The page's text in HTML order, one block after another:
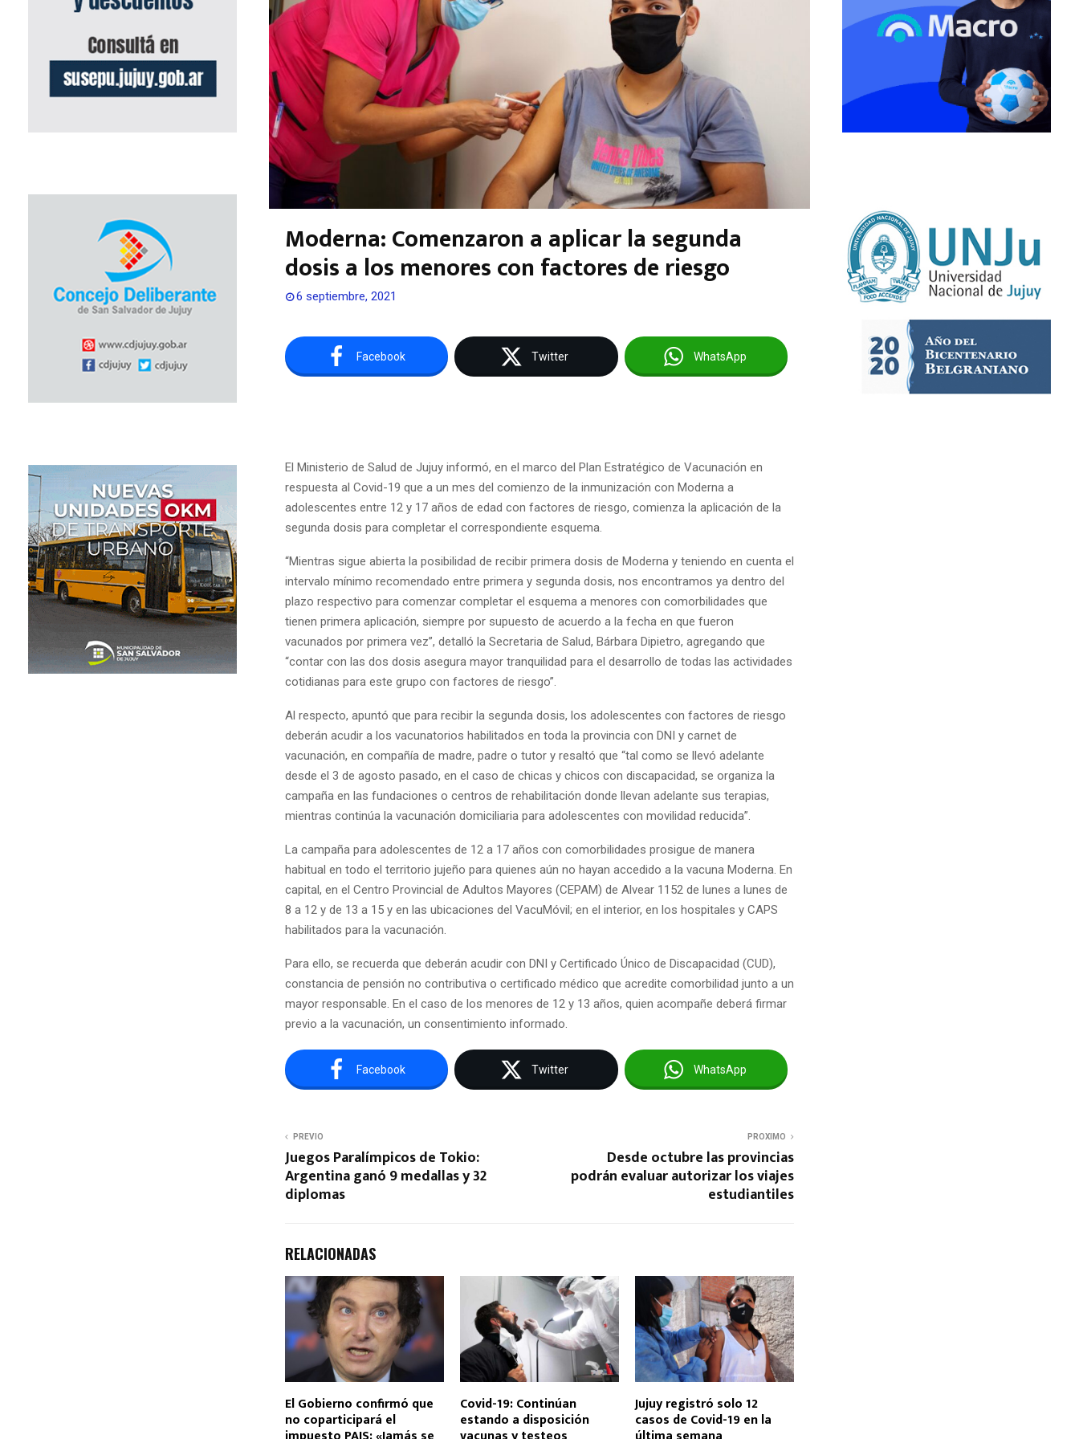
Moderna: Comenzaron a aplicar la segunda
dosis a los menores con factores de riesgo
6 septiembre, 2021
Facebook Twitter WhatsApp
El Ministerio de Salud de Jujuy informó, en el marco del Plan Estratégico de Vacunación en
respuesta al Covid-19 que a un mes del comienzo de la inmunización con Moderna a
adolescentes entre 12 y 17 años de edad con factores de riesgo, comienza la aplicación de la
segunda dosis para completar el correspondiente esquema.
“Mientras sigue abierta la posibilidad de recibir primera dosis de Moderna y teniendo en cuenta el
intervalo mínimo recomendado entre primera y segunda dosis, nos encontramos ya dentro del
plazo respectivo para comenzar completar el esquema a menores con comorbilidades que
tienen primera aplicación, siempre por supuesto de acuerdo a la fecha en que fueron
vacunados por primera vez”, detalló la Secretaria de Salud, Bárbara Dipietro, agregando que
“contar con las dos dosis asegura mayor tranquilidad para el desarrollo de todas las actividades
cotidianas para este grupo con factores de riesgo”.
Al respecto, apuntó que para recibir la segunda dosis, los adolescentes con factores de riesgo
deberán acudir a los vacunatorios habilitados en toda la provincia con DNI y carnet de
vacunación, en compañía de madre, padre o tutor y resaltó que “tal como se llevó adelante
desde el 3 de agosto pasado, en el caso de chicas y chicos con discapacidad, se organiza la
campaña en las fundaciones o centros de rehabilitación donde llevan adelante sus terapias,
mientras continúa la vacunación domiciliaria para adolescentes con movilidad reducida”.
La campaña para adolescentes de 12 a 17 años con comorbilidades prosigue de manera
habitual en todo el territorio jujeño para quienes aún no hayan accedido a la vacuna Moderna. En
capital, en el Centro Provincial de Adultos Mayores (CEPAM) de Alvear 1152 de lunes a lunes de
8 a 12 y de 13 a 15 y en las ubicaciones del VacuMóvil; en el interior, en los hospitales y CAPS
habilitados para la vacunación.
Para ello, se recuerda que deberán acudir con DNI y Certificado Único de Discapacidad (CUD),
constancia de pensión no contributiva o certificado médico que acredite comorbilidad junto a un
mayor responsable. En el caso de los menores de 12 y 13 años, quien acompañe deberá firmar
previo a la vacunación, un consentimiento informado.
Facebook Twitter WhatsApp
PREVIO
Juegos Paralímpicos de Tokio:
Argentina ganó 9 medallas y 32
diplomas
PROXIMO
Desde octubre las provincias
podrán evaluar autorizar los viajes
estudiantiles
RELACIONADAS
El Gobierno confirmó que
no coparticipará el
Covid-19: Continúan
estando a disposición
Jujuy registró solo 12
casos de Covid-19 en la